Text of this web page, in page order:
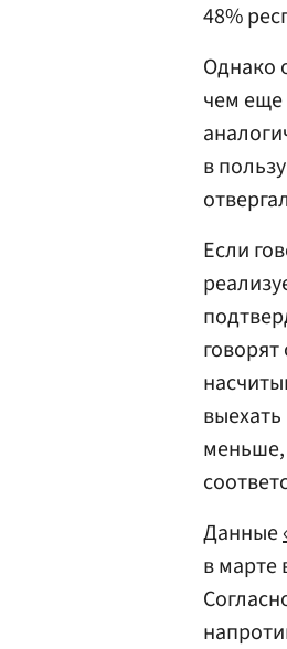
48%
Однако
чем еще
в
Если
меньше,
Данные
в марте